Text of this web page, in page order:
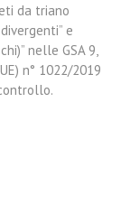
da triano
e
nelle GSA 9,
n° 1022/2019